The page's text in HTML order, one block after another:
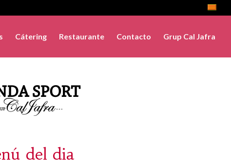
Cátering Restaurante Contacto Grup Cal Jafra
del dia